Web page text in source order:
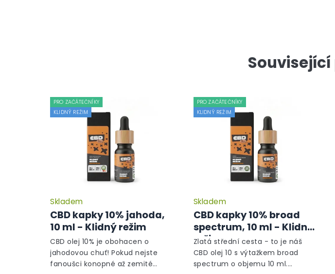
PRO ZAČÁTEČNÍKY
KLIDNÝ REŽIM
CBD kapky 10% jahoda,
10 ml - Klidný režim
Průměrné
hodnocení
produktu
hvězdiček.
Skladem
CBD olej 10% je obohacen o
jahodovou chuť! Pokud nejste
fanoušci konopné až zemité
PRO ZAČÁTEČNÍKY
KLIDNÝ REŽIM
CBD kapky 10% broad
spectrum, 10 ml - Klidný
režim
Skladem
Zlatá střední cesta - to je náš
CBD olej 10 s výtažkem broad
spectrum o objemu 10 ml.